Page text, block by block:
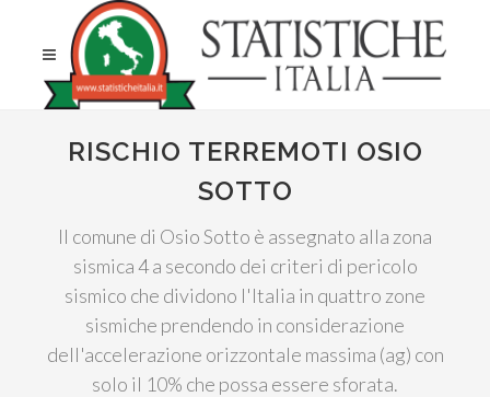
RISCHIO TERREMOTI OSIO
SOTTO
Il comune di Osio Sotto è assegnato alla zona
sismica 4 a secondo dei criteri di pericolo
sismico che dividono l'Italia in quattro zone
sismiche prendendo in considerazione
dell'accelerazione orizzontale massima (ag) con
solo il 10% che possa essere sforata.